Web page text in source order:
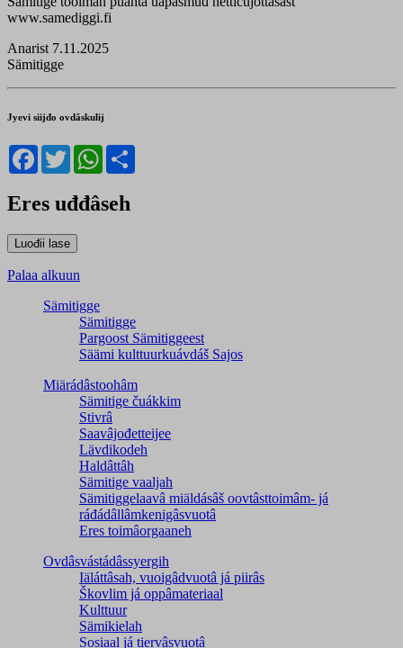
www.samediggi.fi
Anarist 7.11.2025
Sämitigge
Jyevi siijđo ovdâskulij
Facebook
TwitterWhatsApp
Eres uđđâseh
Palaa alkuun
Sämitigge
Sämitigge
Pargoost Sämitiggeest
Säämi kulttuurkuávdáš Sajos
Miärádâstoohâm
Sämitige čuákkim
Stivrâ
Saavâjođetteijee
Lävdikodeh
Haldâttâh
Sämitige vaaljah
Sämitiggelaavâ miäldásâš oovtâsttoimâm- já
ráđádâllâmkenigâsvuotâ
Eres toimâorgaaneh
Ovdâsvástádâssyergih
Iäláttâsah, vuoigâdvuotâ já piirâs
Škovlim já oppâmateriaal
Kulttuur
Sämikielah
Sosiaal já tiervâsvuotâ